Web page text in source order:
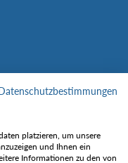
platzieren, um unsere
und Ihnen ein
Informationen zu den von